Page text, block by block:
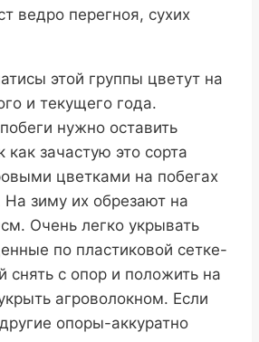
ведро перегноя, сухих
этой группы цветут на
и текущего года.
нужно оставить
как зачастую это сорта
цветками на побегах
На зиму их обрезают на
Очень легко укрывать
по пластиковой сетке-
снять с опор и положить на
агроволокном. Если
опоры-аккуратно